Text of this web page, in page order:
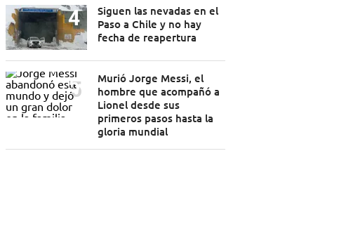
Siguen las nevadas en el
Paso a Chile y no hay
fecha de reapertura
Murió Jorge Messi, el
hombre que acompañó a
Lionel desde sus
primeros pasos hasta la
gloria mundial